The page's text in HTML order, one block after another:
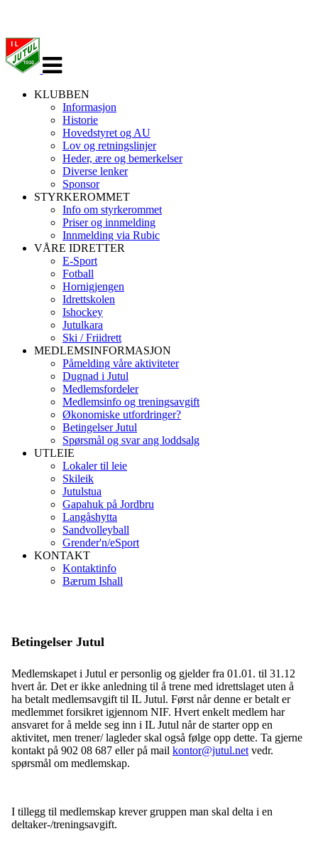
navigasjon
KLUBBEN
Informasjon
Historie
Hovedstyret og AU
Lov og retningslinjer
Heder, ære og bemerkelser
Diverse lenker
Sponsor
STYRKEROMMET
Info om styrkerommet
Priser og innmelding
Innmelding via Rubic
VÅRE IDRETTER
E-Sport
Fotball
Hornigjengen
Idrettskolen
Ishockey
Jutulkara
Ski / Friidrett
MEDLEMSINFORMASJON
Påmelding våre aktiviteter
Dugnad i Jutul
Medlemsfordeler
Medlemsinfo og treningsavgift
Økonomiske utfordringer?
Betingelser Jutul
Spørsmål og svar ang loddsalg
UTLEIE
Lokaler til leie
Skileik
Jutulstua
Gapahuk på Jordbru
Langåshytta
Sandvolleyball
Grender'n/eSport
KONTAKT
Kontaktinfo
Bærum Ishall
Betingelser Jutul
Medlemskapet i Jutul er personlig og gjelder fra 01.01. til 31.12
hvert år. Det er ikke anledning til å trene med idrettslaget uten å
ha betalt medlemsavgift til IL Jutul. Først når denne er betalt er
medlemmet forsikret igjennom NIF. Hvert enkelt medlem har
ansvaret for å melde seg inn i IL Jutul når de starter opp en
aktivitet, men trener/ lagleder skal også følge opp dette. Ta gjerne
kontakt på 902 08 687 eller på mail kontor@jutul.net vedr.
spørsmål om medlemskap.
I tillegg til medlemskap krever gruppen man skal delta i en
deltaker-/treningsavgift.